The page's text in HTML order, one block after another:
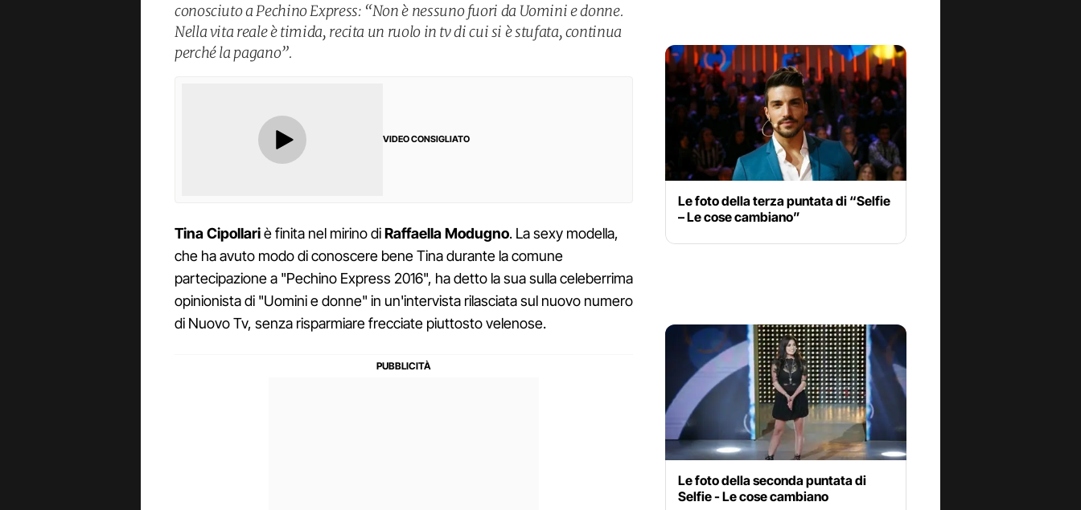
conosciuto a Pechino Express: “Non è nessuno fuori da Uomini e donne.
Nella vita reale è timida, recita un ruolo in tv di cui si è stufata, continua
perché la pagano”.
VIDEO CONSIGLIATO
Tina Cipollariè finita nel mirino diRaffaella Modugno. La sexy modella,
che ha avuto modo di conoscere bene Tina durante la comune
partecipazione a "Pechino Express 2016", ha detto la sua sulla celeberrima
opinionista di "Uomini e donne" in un'intervista rilasciata sul nuovo numero
di Nuovo Tv, senza risparmiare frecciate piuttosto velenose.
Le foto della terza puntata di “Selfie
– Le cose cambiano”
Le foto della seconda puntata di
Selfie - Le cose cambiano